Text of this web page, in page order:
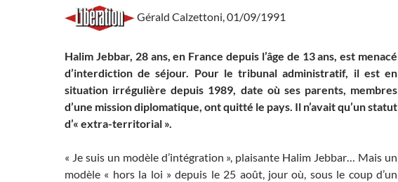
Gérald Calzettoni, 01/09/1991
Halim Jebbar, 28 ans, en France depuis l’âge de 13 ans, est menacé
d’interdiction de séjour. Pour le tribunal administratif, il est en
situation irrégulière depuis 1989, date où ses parents, membres
d’une mission diplomatique, ont quitté le pays. Il n’avait qu’un statut
d’« extra-territorial ».
« Je suis un modèle d’intégration », plaisante Halim Jebbar… Mais un
modèle « hors la loi » depuis le 25 août, jour où, sous le coup d’un